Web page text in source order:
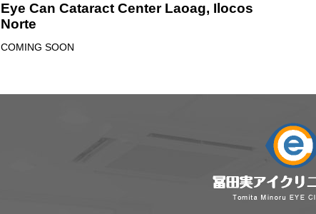
Eye Can Cataract Center Laoag, Ilocos
Norte
COMING SOON